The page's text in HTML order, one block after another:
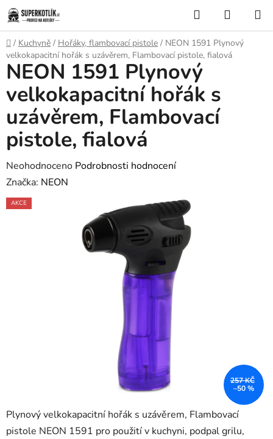
Přejít
na
obsah
Hledat
KOŠÍK
Domů
/ Kuchyně / Hořáky, flambovací pistole / NEON 1591 Plynový
velkokapacitní hořák s uzávěrem, Flambovací pistole, fialová
Plynový velkokapacitní hořák s uzávěrem, Flambovací
pistole NEON 1591 pro použití v kuchyni, podpal grilu,
NEON 1591 Plynový
velkokapacitní hořák s
uzávěrem, Flambovací
pistole, fialová
Průměrné
hodnocení
produktu
Neohodnoceno Podrobnosti hodnocení
Značka: NEON
AKCE
257 KČ
–50 %